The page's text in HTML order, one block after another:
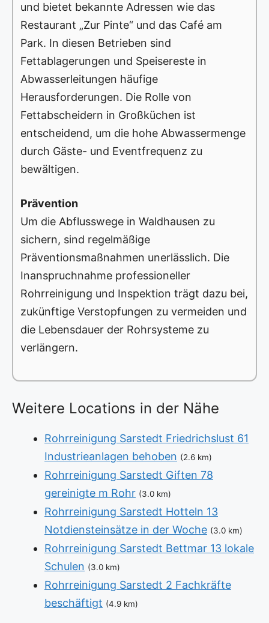
und bietet bekannte Adressen wie das
Restaurant „Zur Pinte“ und das Café am
Park. In diesen Betrieben sind
Fettablagerungen und Speisereste in
Abwasserleitungen häufige
Herausforderungen. Die Rolle von
Fettabscheidern in Großküchen ist
entscheidend, um die hohe Abwassermenge
durch Gäste- und Eventfrequenz zu
bewältigen.
Prävention
Um die Abflusswege in Waldhausen zu
sichern, sind regelmäßige
Präventionsmaßnahmen unerlässlich. Die
Inanspruchnahme professioneller
Rohrreinigung und Inspektion trägt dazu bei,
zukünftige Verstopfungen zu vermeiden und
die Lebensdauer der Rohrsysteme zu
verlängern.
Weitere Locations in der Nähe
Rohrreinigung Sarstedt Friedrichslust 61
Industrieanlagen behoben (2.6 km)
Rohrreinigung Sarstedt Giften 78
gereinigte m Rohr (3.0 km)
Rohrreinigung Sarstedt Hotteln 13
Notdiensteinsätze in der Woche (3.0 km)
Rohrreinigung Sarstedt Bettmar 13 lokale
Schulen (3.0 km)
Rohrreinigung Sarstedt 2 Fachkräfte
beschäftigt (4.9 km)